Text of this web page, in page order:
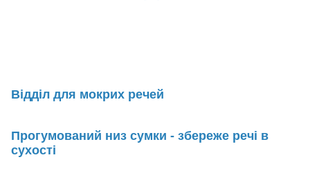
Відділ для мокрих речей
Прогумований низ сумки - збереже речі в
сухості